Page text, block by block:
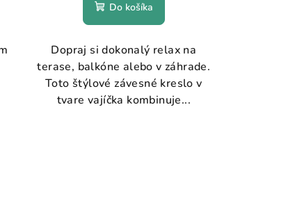
Do košíka
Dopraj si dokonalý relax na
terase, balkóne alebo v záhrade.
Toto štýlové závesné kreslo v
tvare vajíčka kombinuje...